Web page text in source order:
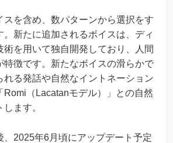
スを含め、数パターンから選択をす
。新たに追加されるボイスは、ディ
術を用いて独自開発しており、人間
特徴です。新たなボイスの滑らかで
れる発話や自然なイントネーション
Romi（Lacatanモデル）」との自然
ます。
2025年6月頃にアップデート予定